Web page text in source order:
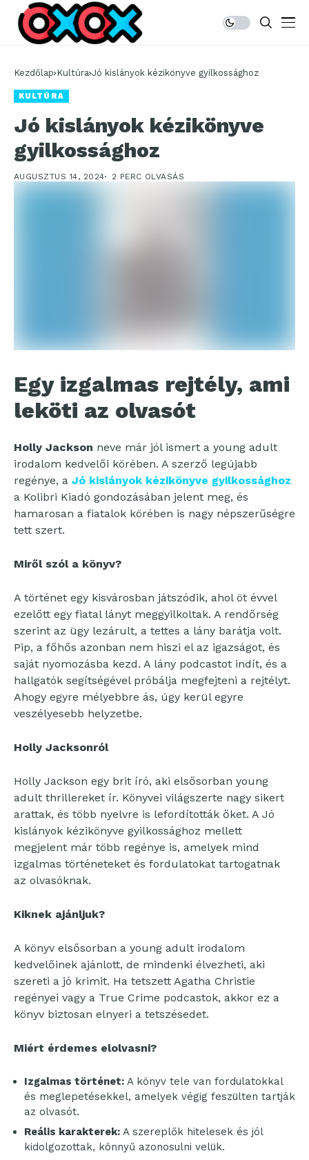
Kezdőlap Kultúra Jó kislányok kézikönyve gyilkossághoz
KULTÚRA
Jó kislányok kézikönyve
gyilkossághoz
AUGUSZTUS 14, 2024 2 PERC OLVASÁS
Egy izgalmas rejtély, ami
leköti az olvasót
Holly Jackson neve már jól ismert a young adult
irodalom kedvelői körében. A szerző legújabb
regénye, a Jó kislányok kézikönyve gyilkossághoz
a Kolibri Kiadó gondozásában jelent meg, és
hamarosan a fiatalok körében is nagy népszerűségre
tett szert.
Miről szól a könyv?
A történet egy kisvárosban játszódik, ahol öt évvel
ezelőtt egy fiatal lányt meggyilkoltak. A rendőrség
szerint az ügy lezárult, a tettes a lány barátja volt.
Pip, a főhős azonban nem hiszi el az igazságot, és
saját nyomozásba kezd. A lány podcastot indít, és a
hallgatók segítségével próbálja megfejteni a rejtélyt.
Ahogy egyre mélyebbre ás, úgy kerül egyre
veszélyesebb helyzetbe.
Holly Jacksonról
Holly Jackson egy brit író, aki elsősorban young
adult thrillereket ír. Könyvei világszerte nagy sikert
arattak, és több nyelvre is lefordították őket. A Jó
kislányok kézikönyve gyilkossághoz mellett
megjelent már több regénye is, amelyek mind
izgalmas történeteket és fordulatokat tartogatnak
az olvasóknak.
Kiknek ajánljuk?
A könyv elsősorban a young adult irodalom
kedvelőinek ajánlott, de mindenki élvezheti, aki
szereti a jó krimit. Ha tetszett Agatha Christie
regényei vagy a True Crime podcastok, akkor ez a
könyv biztosan elnyeri a tetszésedet.
Miért érdemes elolvasni?
Izgalmas történet: A könyv tele van fordulatokkal
és meglepetésekkel, amelyek végig feszülten tartják
az olvasót.
Reális karakterek: A szereplők hitelesek és jól
kidolgozottak, könnyű azonosulni velük.